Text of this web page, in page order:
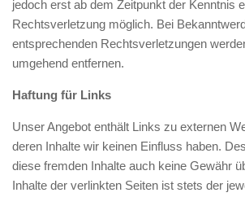
jedoch erst ab dem Zeitpunkt der Kenntnis
Rechtsverletzung möglich. Bei
entsprechenden Rechtsverletzungen
umgehend entfernen.
Haftung für Links
Unser Angebot enthält Links zu externen
deren Inhalte wir keinen Einfluss haben.
diese fremden Inhalte auch keine Gewähr
Inhalte der verlinkten Seiten ist stets der